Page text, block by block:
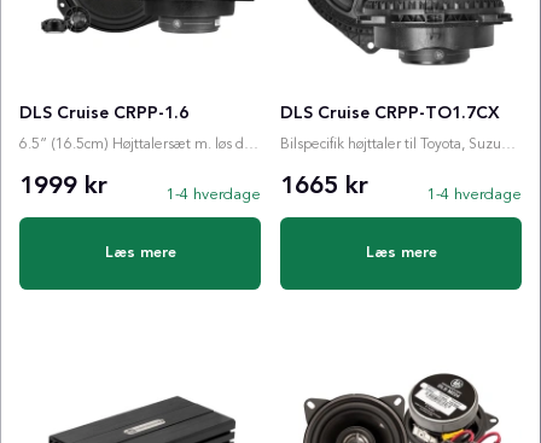
DLS Cruise CRPP-1.6
6.5” (16.5cm) Højttalersæt m. løs diskant
1999 kr 1-4 hverdage
Læs mere
DLS Cruise CRPP-TO1.7CX
Bilspecifik højttaler til Toyota, Suzuki, Peugeot, Citroen
1665 kr 1-4 hverdage
Læs mere